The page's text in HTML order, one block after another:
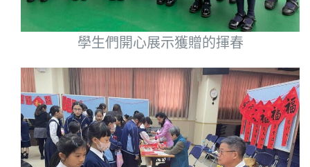
學生們開心展示獲贈的揮春